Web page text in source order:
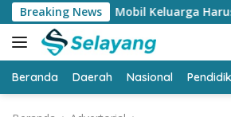
Langsung
ke
konten
Breaking News
Mobil Keluarga Harus Luas?
Beranda Daerah Nasional